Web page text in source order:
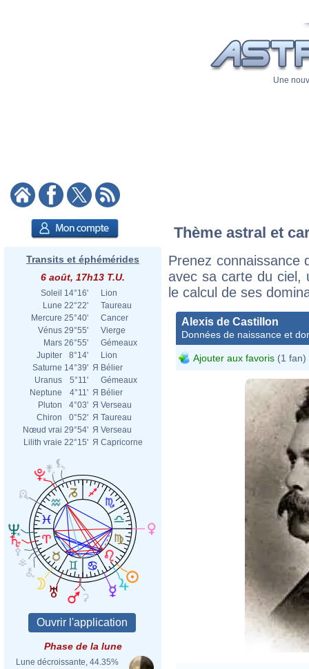
Une
Transits et éphémérides
6 août, 17h13 T.U.
Soleil 14°16'
Lion
Lune 22°22'
Taureau
Mercure 25°40'
Cancer
Vénus 29°55'
Vierge
Mars 26°55'
Gémeaux
Jupiter
8°14'
Lion
Saturne 14°39' Я Bélier
Uranus
5°11'
Gémeaux
Neptune
4°11' Я Bélier
Pluton
4°03' Я Verseau
Chiron
0°52' Я Taureau
Nœud vrai 29°54' Я Verseau
Lilith vraie 22°15' Я Capricorne
Phase de la lune
Lune décroissante, 44.35%
Thème astral et
Prenez connaissance
avec sa carte du ciel,
le calcul de ses
Alexis de Castillon
Données de naissance et
Ajouter aux favoris (1 fan)